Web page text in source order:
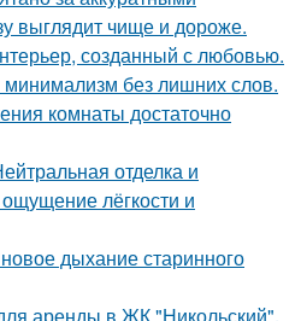
выглядит чище и дороже.
созданный с любовью.
минимализм без лишних слов.
комнаты достаточно
отделка и
лёгкости и
дыхание старинного
аренды в ЖК "Никольский".